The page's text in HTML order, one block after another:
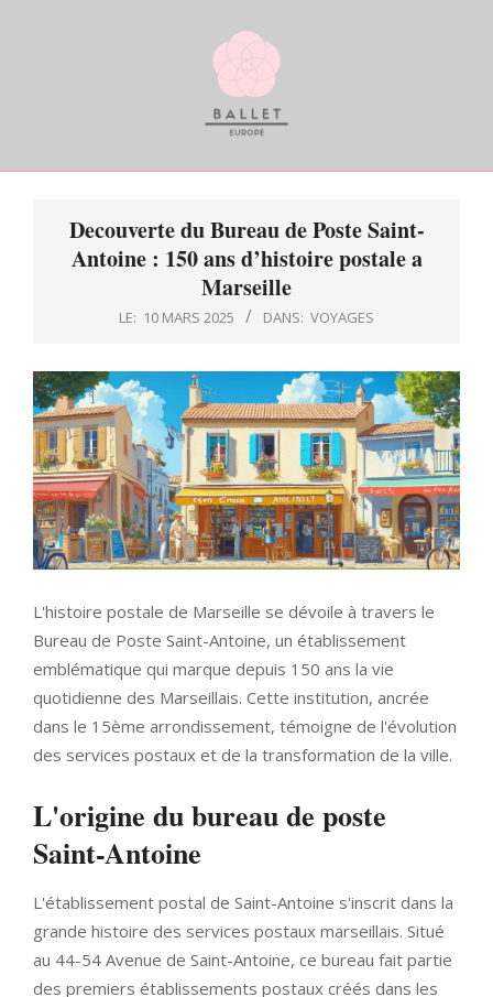
BALLETDEUROPE
Decouverte du Bureau de Poste Saint-
Antoine : 150 ans d’histoire postale a
Marseille
LE: 10 MARS 2025 DANS: VOYAGES
L'histoire postale de Marseille se dévoile à travers le
Bureau de Poste Saint-Antoine, un établissement
emblématique qui marque depuis 150 ans la vie
quotidienne des Marseillais. Cette institution, ancrée
dans le 15ème arrondissement, témoigne de l'évolution
des services postaux et de la transformation de la ville.
L'origine du bureau de poste
Saint-Antoine
L'établissement postal de Saint-Antoine s'inscrit dans la
grande histoire des services postaux marseillais. Situé
au 44-54 Avenue de Saint-Antoine, ce bureau fait partie
des premiers établissements postaux créés dans les